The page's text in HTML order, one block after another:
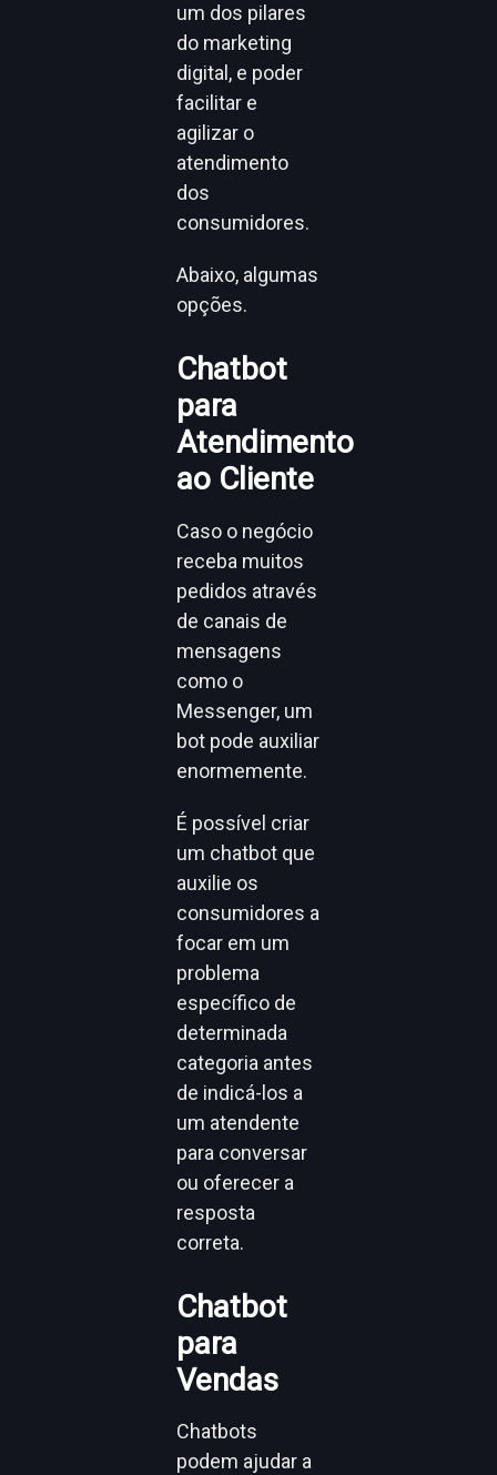
um dos pilares
do marketing
digital, e poder
facilitar e
agilizar o
atendimento
dos
consumidores.
Abaixo, algumas
opções.
Chatbot
para
Atendimento
ao Cliente
Caso o negócio
receba muitos
pedidos através
de canais de
mensagens
como o
Messenger, um
bot pode auxiliar
enormemente.
É possível criar
um chatbot que
auxilie os
consumidores a
focar em um
problema
específico de
determinada
categoria antes
de indicá-los a
um atendente
para conversar
ou oferecer a
resposta
correta.
Chatbot
para
Vendas
Chatbots
podem ajudar a